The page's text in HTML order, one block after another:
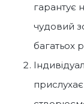
гарантує
чудовий
багатьох